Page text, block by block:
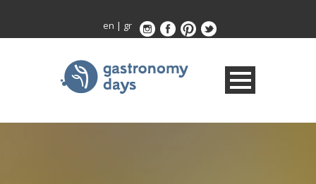
en | gr